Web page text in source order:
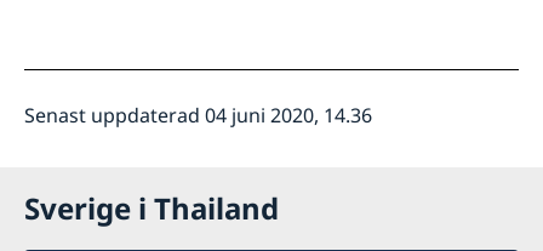
Senast uppdaterad 04 juni 2020, 14.36
Sverige i Thailand